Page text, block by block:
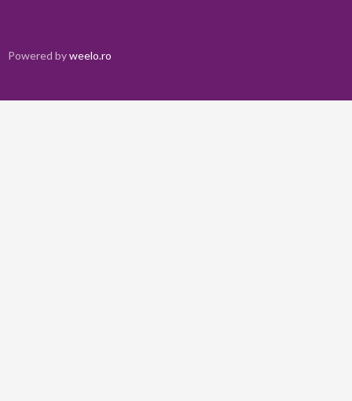
Powered byweelo.ro